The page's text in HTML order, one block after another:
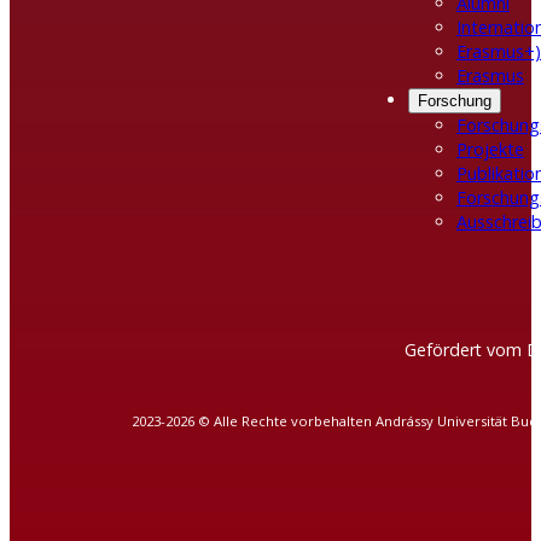
Erasmus
Forschung
Projekte
Gefördert vom
2023-2026 © Alle Rechte vorbehalten Andrássy Universität